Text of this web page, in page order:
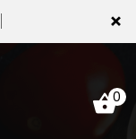
×
0